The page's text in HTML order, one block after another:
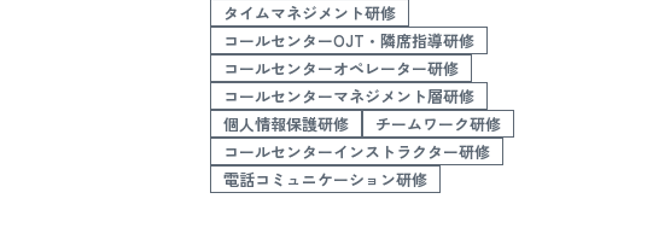
タイムマネジメント研修
コールセンターOJT・隣席指導研修
コールセンターオペレーター研修
コールセンターマネジメント層研修
個人情報保護研修
チームワーク研修
コールセンターインストラクター研修
電話コミュニケーション研修